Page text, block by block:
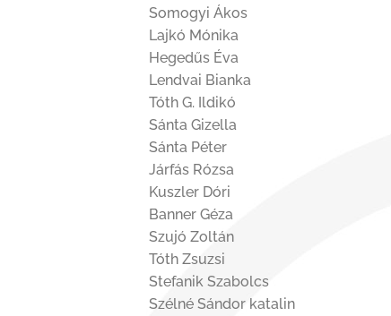
Somogyi Ákos
Lajkó Mónika
Hegedűs Éva
Lendvai Bianka
Tóth G. Ildikó
Sánta Gizella
Sánta Péter
Járfás Rózsa
Kuszler Dóri
Banner Géza
Szujó Zoltán
Tóth Zsuzsi
Stefanik Szabolcs
Szélné Sándor katalin